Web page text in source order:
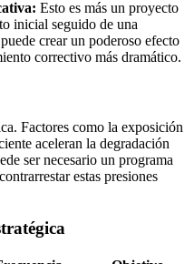
Esto es más un proyecto
inicial seguido de una
puede crear un poderoso efecto
correctivo más dramático.
Factores como la exposición
aceleran la degradación
ser necesario un programa
estas presiones